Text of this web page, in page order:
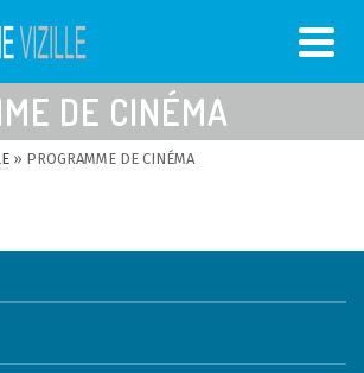
DE CINÉMA
» PROGRAMME DE CINÉMA